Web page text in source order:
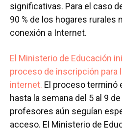
significativas. Para el caso
90 % de los hogares rurales
conexión a Internet.
El Ministerio de Educación
proceso de inscripción para
internet. El proceso terminó
hasta la semana del 5 al 9
profesores aún seguían
acceso. El Ministerio de